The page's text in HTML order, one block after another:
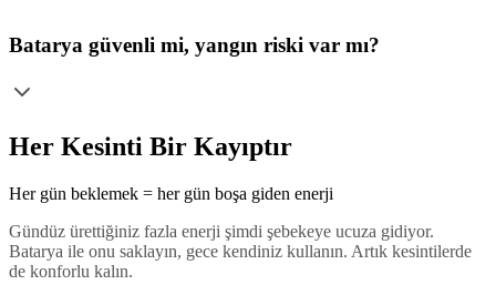
Batarya güvenli mi, yangın riski var mı?
Her Kesinti Bir Kayıptır
Her gün beklemek = her gün boşa giden enerji
Gündüz ürettiğiniz fazla enerji şimdi şebekeye ucuza gidiyor.
Batarya ile onu saklayın, gece kendiniz kullanın. Artık kesintilerde
de konforlu kalın.